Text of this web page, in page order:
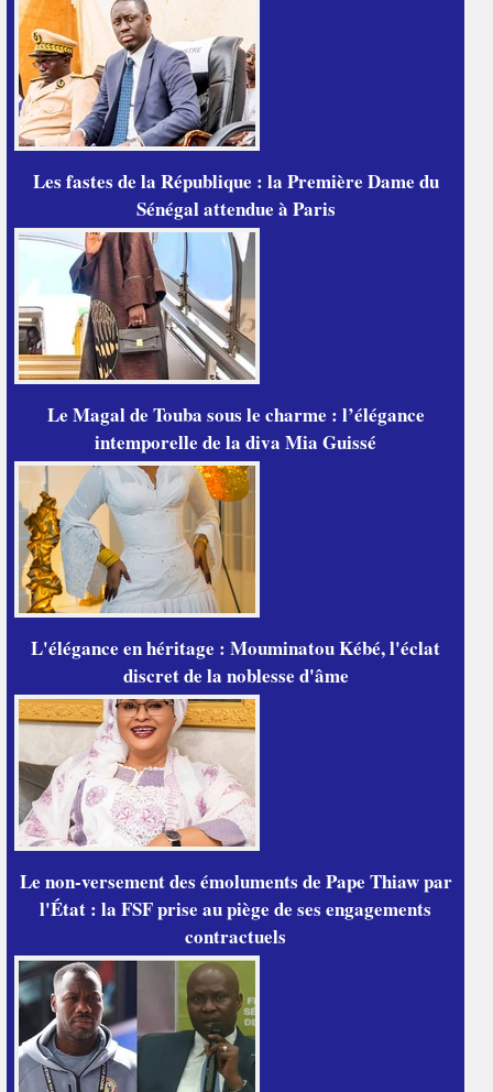
Les fastes de la République : la Première Dame du
Sénégal attendue à Paris
Le Magal de Touba sous le charme : l’élégance
intemporelle de la diva Mia Guissé
L'élégance en héritage : Mouminatou Kébé, l'éclat
discret de la noblesse d'âme
Le non-versement des émoluments de Pape Thiaw par
l'État : la FSF prise au piège de ses engagements
contractuels